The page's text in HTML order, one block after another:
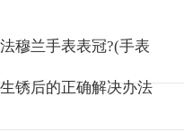
穆兰手表表冠?(手表
锈后的正确解决办法